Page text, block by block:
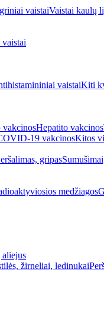
vaistaiVaistai kaulų
vaistaiKiti
vakcinosHepatito vakcinos
19 vakcinosKitos
gripas
medžiagos
žirneliai, ledinukai